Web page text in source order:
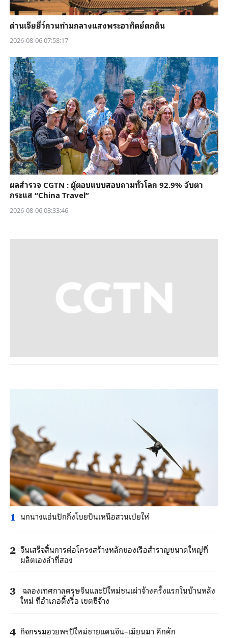
ด่านเจียยี่ว์กวนท่ามกลางแสงพระอาทิตย์ตกดิน
2026-08-06 07:58:17
ผลสำรวจ CGTN : ผู้ตอบแบบสอบถามทั่วโลก 92.9% จับตา
กระแส “China Travel”
2026-08-06 03:33:46
1 นกนางแอ่นปักกิ่งโบยบินเหนือสวนเป่ยไห่
2 จีนเสร็จสิ้นการต่อโครงสร้างหลักของเรือสำราญขนาดใหญ่ที่
ผลิตเองลำที่สอง
3 ฉลองเทศกาลตรุษจีนและปีใหม่ชนเผ่าจ้างครั้งแรกในบ้านหลัง
ใหม่ ที่อำเภอติ้งรื่อ เขตซีจ้าง
4 กิจกรรมอวยพรปีใหม่ชายแดนจีน–เมียนมา คึกคัก